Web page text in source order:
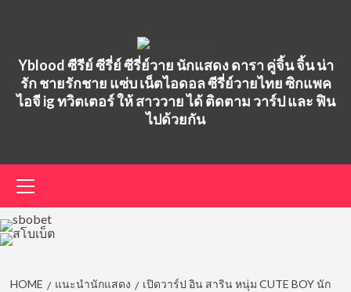
Yblood ซีรีย์ ซีรี่ย์ ซีรี่ย์วาย นักแสดง ดารา คู่จิ้น จิ้น น่า
รัก ชายรักชาย แซ่บ เน็ตไอดอล ซีรี่ย์วายไทย ซิกแพค
ไอจี ig ทวิตเตอร์ ให้ สาววาย ได้ ติดตาม วาร์ป และ ฟิน
ไปด้วยกัน
Menu
HOME แนะนำนักแสดง
เปิดวาร์ป อิน สาริน หนุ่ม CUTE BOY นัก